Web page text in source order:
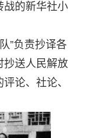
战的新华社小
”负责抄译各
抄送人民解放
论、社论、